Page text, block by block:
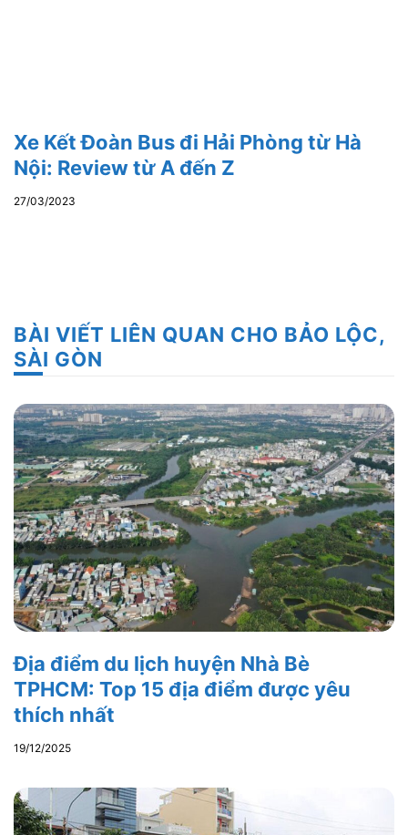
Xe Kết Đoàn Bus đi Hải Phòng từ Hà
Nội: Review từ A đến Z
27/03/2023
BÀI VIẾT LIÊN QUAN CHO BẢO LỘC,
SÀI GÒN
Địa điểm du lịch huyện Nhà Bè
TPHCM: Top 15 địa điểm được yêu
thích nhất
19/12/2025